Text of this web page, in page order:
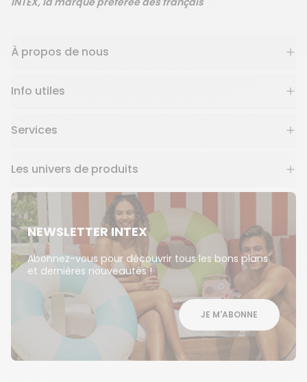
À propos de nous
Info utiles
Services
Les univers de produits
NEWSLETTER INTEX
Abonnez-vous pour découvrir tous les bons plans
et dernières nouveautés !
JE M'ABONNE